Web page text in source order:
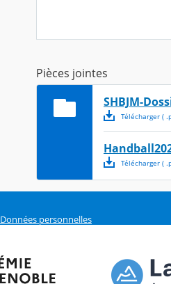
Pièces jointes
SHBJM-
Télécharger( .
Télécharger( .
Données personnelles